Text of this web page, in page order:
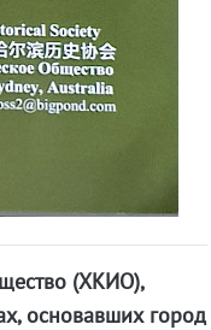
(ХКИО),
основавших город